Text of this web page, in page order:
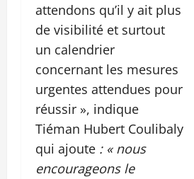
attendons qu’il y ait plus
de visibilité et surtout
un calendrier
concernant les mesures
urgentes attendues pour
réussir », indique
Tiéman Hubert Coulibaly
qui ajoute : « nous
encourageons le